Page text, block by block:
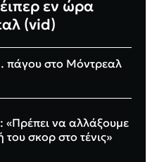
εν ώρα
(vid)
πάγου στο Μόντρεαλ
«Πρέπει να αλλάξουμε
σκορ στο τένις»